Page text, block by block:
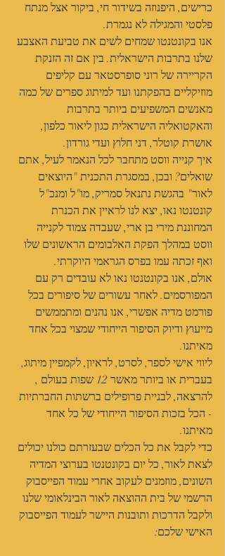
כרישים, היפנוזה בשידור חי, ביקור אצל מנתח
פלסטי והמגילה לא נגמרת.
אנו בקונטנטו שמחים לשים את טביעת האצבע
שלנו בתרבות הישראלית. בין אם זה הזנקת
הקריירה של רוני סופרסטאר עם קליפים
מוזיקליים בהפקתנו ועד למיתוג ספרים של כמה
מאנשים המשפיעים ביותר בתרבות
והאקטואליה הישראלית כגון ליאור כלפון,
אושרת קוטלר, דני חלוץ ועדי גורדון.
איך קנייה ווסט מתחבר לכל הנאמר לעיל, אתם
שואלים? ובכן, במסגרת התכנית "היוצאים
לאור" בהגשת נתנאל סמריק, מו"ל ומנכ"ל
קונטנטו נאו, יצא לנו לראיין את הכנרת
המחוננת מירי בן ארי, שעבדה צמוד לקנייה
ווסט במהלך הפקת האלבומים הראשונים שלו
ואף זכתה עמו בפרס הגראמי היוקרתי.
אולם, אנו בקונטנטו נאו לא עובדים רק עם
המפורסמים. לאחר עשורים של סיפורים בכל
פורמט מדיה אפשרי, אנו נהנים ומתממשים
מייעוץ ודיוק הסיפור הייחודי שמצוי בכל אחד
מאיתנו.
ליווי אישי לספר, לסרט, לראיון, לקמפיין מיתוג,
בעברית או ביותר מאשר 12 שפות בעולם ,
להרצאה, לבניית פרופילים ברשתות החברתיות
- הכל בזכות הסיפור הייחודי של כל אחד
מאיתנו.
כדי לקבל את כל הכלים שבעזרתם כולנו יכולים
לצאת לאור, כל יום בקונטנטו בערוצי המדיה
השונים, מוזמנים לעקוב אחרי עמוד הפייסבוק
הרשמי של בית ההוצאה לאור הבינלאומי שלנו
ולקבל הדרכות ותובנות היישר לעמוד הפייסבוק
האישי שלכם: